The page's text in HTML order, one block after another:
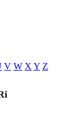
V W X Y Z